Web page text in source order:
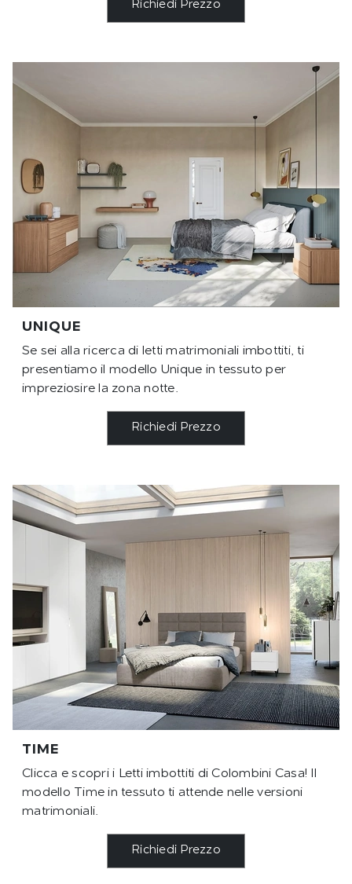
Richiedi Prezzo
UNIQUE
Se sei alla ricerca di letti matrimoniali imbottiti, ti
presentiamo il modello Unique in tessuto per
impreziosire la zona notte.
Richiedi Prezzo
TIME
Clicca e scopri i Letti imbottiti di Colombini Casa! Il
modello Time in tessuto ti attende nelle versioni
matrimoniali.
Richiedi Prezzo